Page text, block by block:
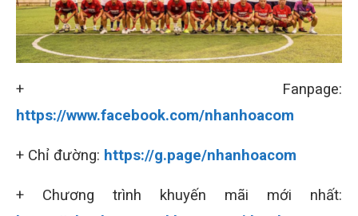
+ Fanpage:
https://www.facebook.com/nhanhoacom
+ Chỉ đường: https://g.page/nhanhoacom
+ Chương trình khuyến mãi mới nhất: